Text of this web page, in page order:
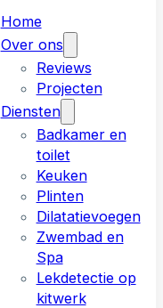
Home
Over ons
Reviews
Projecten
Diensten
Badkamer en
toilet
Keuken
Plinten
Dilatatievoegen
Zwembad en
Spa
Lekdetectie op
kitwerk